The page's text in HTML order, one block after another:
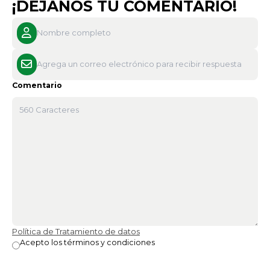
¡DÉJANOS TU COMENTARIO!
Comentario
Política de Tratamiento de datos
Acepto los términos y condiciones